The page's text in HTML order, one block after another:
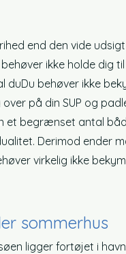
end den vide
ikke holde dig
duDu behøver ikke
på din SUP og
begrænset antal
Derimod ender
virkelig ikke
sommerhus
ligger fortøjet i